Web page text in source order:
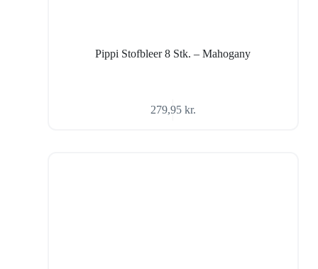
Pippi Stofbleer 8 Stk. – Mahogany
279,95 kr.